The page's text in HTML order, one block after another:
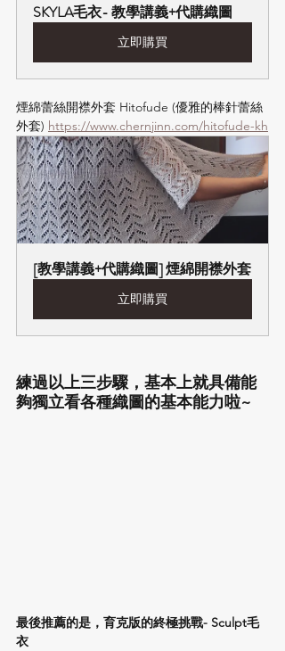
SKYLA毛衣- 教學講義+代購織圖
立即購買
煙綿蕾絲開襟外套 Hitofude (優雅的棒針蕾絲
外套) https://www.chernjinn.com/hitofude-kh
[教學講義+代購織圖] 煙綿開襟外套
立即購買
練過以上三步驟，基本上就具備能
夠獨立看各種織圖的基本能力啦~
最後推薦的是，育克版的終極挑戰- Sculpt毛
衣